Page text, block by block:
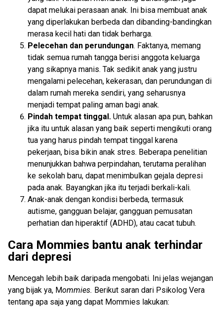
dapat melukai perasaan anak. Ini bisa membuat anak
yang diperlakukan berbeda dan dibanding-bandingkan
merasa kecil hati dan tidak berharga.
Pelecehan dan perundungan. Faktanya, memang
tidak semua rumah tangga berisi anggota keluarga
yang sikapnya manis. Tak sedikit anak yang justru
mengalami pelecehan, kekerasan, dan perundungan di
dalam rumah mereka sendiri, yang seharusnya
menjadi tempat paling aman bagi anak.
Pindah tempat tinggal. Untuk alasan apa pun, bahkan
jika itu untuk alasan yang baik seperti mengikuti orang
tua yang harus pindah tempat tinggal karena
pekerjaan, bisa bikin anak stres. Beberapa penelitian
menunjukkan bahwa perpindahan, terutama peralihan
ke sekolah baru, dapat menimbulkan gejala depresi
pada anak. Bayangkan jika itu terjadi berkali-kali.
Anak-anak dengan kondisi berbeda, termasuk
autisme, gangguan belajar, gangguan pemusatan
perhatian dan hiperaktif (ADHD), atau cacat tubuh.
Cara Mommies bantu anak terhindar
dari depresi
Mencegah lebih baik daripada mengobati. Ini jelas wejangan
yang bijak ya, Mommies. Berikut saran dari Psikolog Vera
tentang apa saja yang dapat Mommies lakukan: